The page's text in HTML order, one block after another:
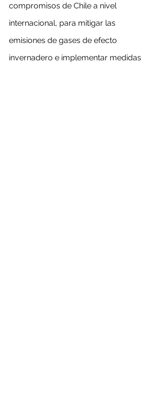
compromisos de Chile a nivel
internacional, para mitigar las
emisiones de gases de efecto
invernadero e implementar medidas